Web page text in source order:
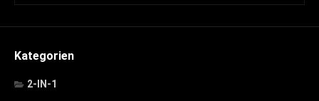
Kategorien
2-IN-1